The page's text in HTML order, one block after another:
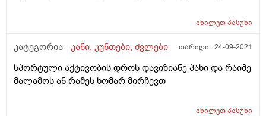
ოდნავ პატარაა. ასევე ამბობს, რომ უბრუჟდება
თუ არა ეს მდგომარეობა?
იხილეთპასუხი
კატეგორია - კანი, კუნთები, ძვლები თარიღი :24-09-2021
სპორტული აქტივობის დროს დავიზიანე პახი და რაიმე
მალამოს ან რამეს ხომარ მირჩევთ
იხილეთპასუხი